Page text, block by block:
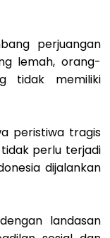
perjuangan
lemah, orang-
tidak memiliki
peristiwa tragis
perlu terjadi
dijalankan
landasan